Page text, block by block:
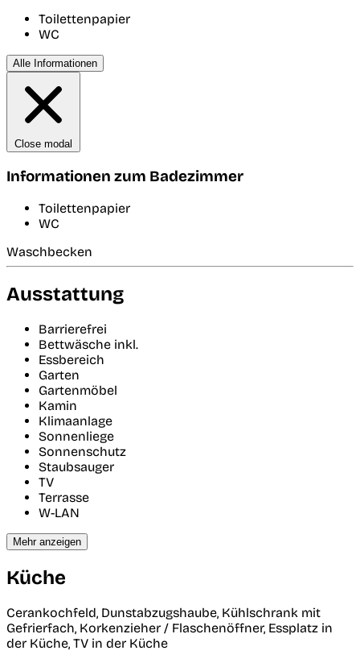
Toilettenpapier
WC
Alle Informationen
Close modal
Informationen zum Badezimmer
Toilettenpapier
WC
Waschbecken
Ausstattung
Barrierefrei
Bettwäsche inkl.
Essbereich
Garten
Gartenmöbel
Kamin
Klimaanlage
Sonnenliege
Sonnenschutz
Staubsauger
TV
Terrasse
W-LAN
Mehr anzeigen
Küche
Cerankochfeld, Dunstabzugshaube, Kühlschrank mit
Gefrierfach, Korkenzieher / Flaschenöffner, Essplatz in
der Küche, TV in der Küche